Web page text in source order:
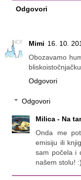
Odgovori
Mimi 16. 10.
Obozavamo
Odgovori
Odgovori
Milica - Na
Onda me
emisiju ili
sam počela i
našem stolu! :)